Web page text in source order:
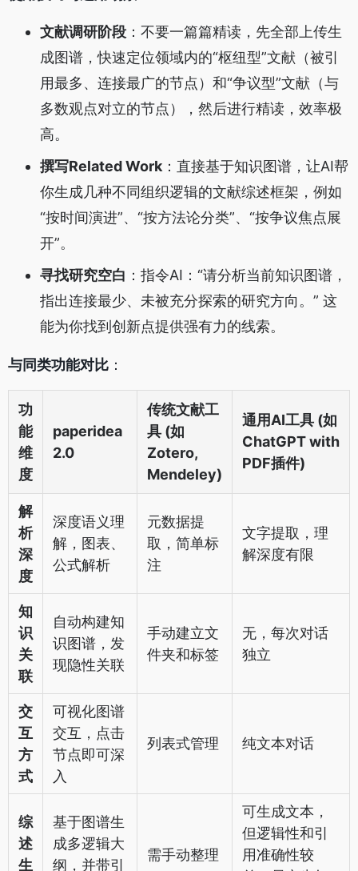
文献调研阶段 ：不要一篇篇精读，先全部上传生
成图谱，快速定位领域内的“枢纽型”文献（被引
用最多、连接最广的节点）和“争议型”文献（与
多数观点对立的节点），然后进行精读，效率极
高。
撰写Related Work ：直接基于知识图谱，让AI帮
你生成几种不同组织逻辑的文献综述框架，例如
“按时间演进”、“按方法论分类”、“按争议焦点展
开”。
寻找研究空白 ：指令AI：“请分析当前知识图谱，
指出连接最少、未被充分探索的研究方向。” 这
能为你找到创新点提供强有力的线索。
与同类功能对比 ：
功
能
维
度
paperidea
2.0
传统文献工
具 (如
Zotero,
Mendeley)
通用AI工具 (如
ChatGPT with
PDF插件)
解
析
深
度
深度语义理
解，图表、
公式解析
元数据提
取，简单标
注
文字提取，理
解深度有限
知
识
关
联
自动构建知
识图谱，发
现隐性关联
手动建立文
件夹和标签
无，每次对话
独立
交
互
方
式
可视化图谱
交互，点击
节点即可深
入
列表式管理 纯文本对话
综
述
生
基于图谱生
成多逻辑大
纲，并带引
需手动整理
可生成文本，
但逻辑性和引
用准确性较